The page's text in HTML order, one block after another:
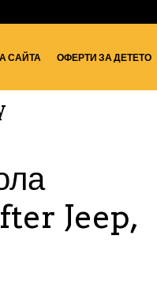
САЙТА ОФЕРТИ ЗА ДЕТЕТО
Jeep,